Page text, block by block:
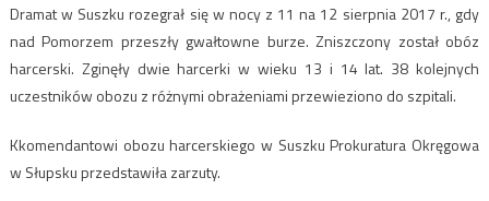
Dramat w Suszku rozegrał się w nocy z 11 na 12 sierpnia 2017 r., gdy
nad Pomorzem przeszły gwałtowne burze. Zniszczony został obóz
harcerski. Zginęły dwie harcerki w wieku 13 i 14 lat. 38 kolejnych
uczestników obozu z różnymi obrażeniami przewieziono do szpitali.
Kkomendantowi obozu harcerskiego w Suszku Prokuratura Okręgowa
w Słupsku przedstawiła zarzuty.